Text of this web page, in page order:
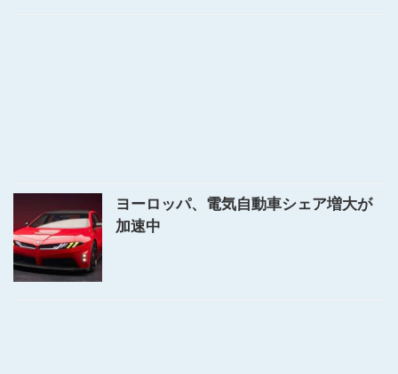
ヨーロッパ、電気自動車シェア増大が
加速中